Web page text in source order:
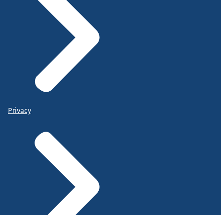
Privacy